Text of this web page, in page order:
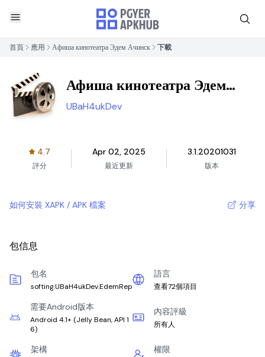
首頁 應用 Афиша кинотеатра Эдем Ачинск 下載
Афиша кинотеатра Эдем
Ачинск
UBaH4ukDev
4.7
評分
Apr 02, 2025
最近更新
3.1.20201031
版本
如何安裝 XAPK / APK 檔案 分享
包信息
包名
softing.UBaH4ukDev.EdemRep
語言
查看72個項目
需要Android版本
Android 4.1+ (Jelly Bean, API 1
6)
內容評級
所有人
架構 權限